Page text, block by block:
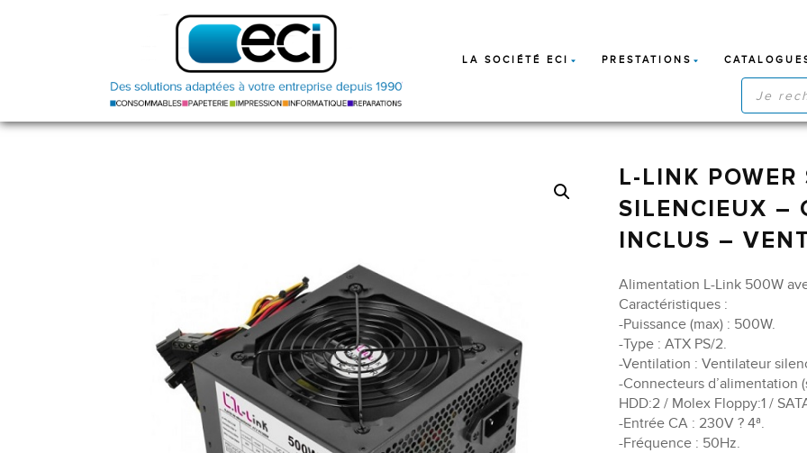
LA SOCIÉTÉ ECI PRESTATIONS
DE
L-LINK
SILENCIEUX –
INCLUS –
Alimentation L-Link 500W
Caractéristiques :
-Puissance (max) : 500W.
-Type : ATX PS/2.
-Ventilation : Ventilateur
-Connecteurs d’alimentation
HDD:2 / Molex Floppy:1 /
-Entrée CA : 230V ? 4ª.
-Fréquence : 50Hz.